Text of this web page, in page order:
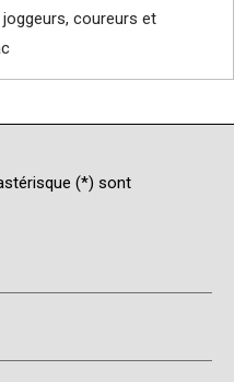
coureurs et
(*) sont